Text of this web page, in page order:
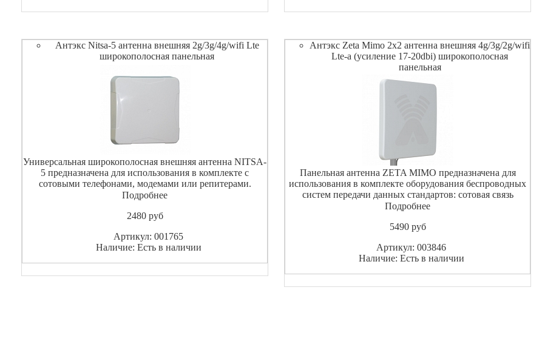
Антэкс Nitsa-5 антенна внешняя 2g/3g/4g/wifi Lte
широкополосная панельная
Универсальная широкополосная внешняя антенна NITSA-
5 предназначена для использования в комплекте c
сотовыми телефонами, модемами или репитерами.
LTE800/GSM900/GSM1800/ 3G/WIFI/LTE2600. Усиление
Подробнее
2480pуб
Артикул: 001765
Наличие: Есть в наличии
Антэкс Zeta Mimo 2x2 антенна внешняя 4g/3g/2g/wifi
Lte-a (усиление 17-20dbi) широкополосная
панельная
Панельная антенна ZETA MIMO предназначена для
использования в комплекте оборудования беспроводных
систем передачи данных стандартов: сотовая связь
(GSM1800) 2G (EDGE) 3G (UMTS 2100) 4G
системах диапазона 17
Подробнее
5490pуб
Артикул: 003846
Наличие: Есть в наличии